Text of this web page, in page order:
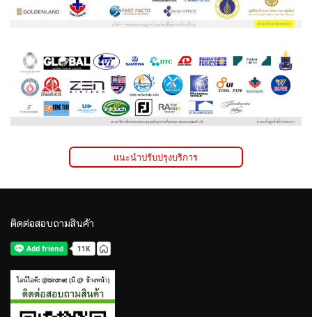
แนะนำปรับปรุงบริการ
ติดต่อสอบถามสินค้า